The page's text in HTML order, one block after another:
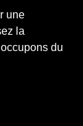
une
la
du